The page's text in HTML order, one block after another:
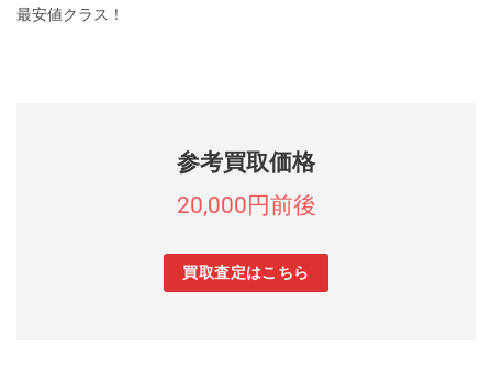
最安値クラス！
参考買取価格
20,000円前後
買取査定はこちら